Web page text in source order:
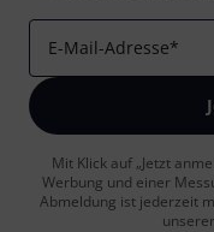
E-Mail-Adresse*
Mit Klick auf „Jetzt
Werbung und einer
Abmeldung ist jederzeit